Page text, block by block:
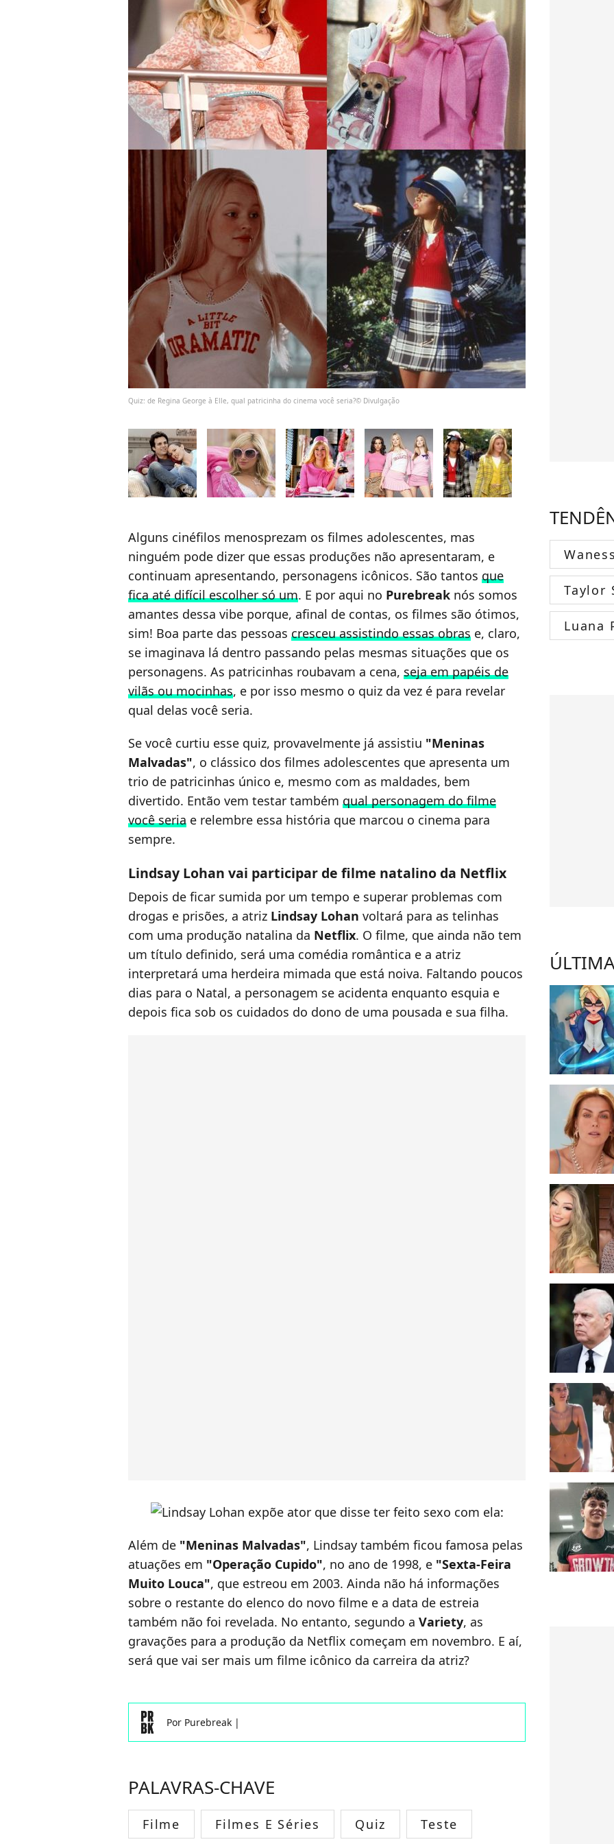
Quiz: de Regina George à Elle, qual patricinha do cinema você seria?© Divulgação
Alguns cinéfilos menosprezam os filmes adolescentes, mas
ninguém pode dizer que essas produções não apresentaram, e
continuam apresentando, personagens icônicos. São tantos que
fica até difícil escolher só um. E por aqui no Purebreak nós somos
amantes dessa vibe porque, afinal de contas, os filmes são ótimos,
sim! Boa parte das pessoas cresceu assistindo essas obras e, claro,
se imaginava lá dentro passando pelas mesmas situações que os
personagens. As patricinhas roubavam a cena, seja em papéis de
vilãs ou mocinhas, e por isso mesmo o quiz da vez é para revelar
qual delas você seria.
Se você curtiu esse quiz, provavelmente já assistiu "Meninas
Malvadas", o clássico dos filmes adolescentes que apresenta um
trio de patricinhas único e, mesmo com as maldades, bem
divertido. Então vem testar também qual personagem do filme
você seria e relembre essa história que marcou o cinema para
sempre.
Lindsay Lohan vai participar de filme natalino da Netflix
Depois de ficar sumida por um tempo e superar problemas com
drogas e prisões, a atriz Lindsay Lohan voltará para as telinhas
com uma produção natalina da Netflix. O filme, que ainda não tem
um título definido, será uma comédia romântica e a atriz
interpretará uma herdeira mimada que está noiva. Faltando poucos
dias para o Natal, a personagem se acidenta enquanto esquia e
depois fica sob os cuidados do dono de uma pousada e sua filha.
Além de "Meninas Malvadas", Lindsay também ficou famosa pelas
atuações em "Operação Cupido", no ano de 1998, e "Sexta-Feira
Muito Louca", que estreou em 2003. Ainda não há informações
sobre o restante do elenco do novo filme e a data de estreia
também não foi revelada. No entanto, segundo a Variety, as
gravações para a produção da Netflix começam em novembro. E aí,
será que vai ser mais um filme icônico da carreira da atriz?
Por Purebreak |
PALAVRAS-CHAVE
Filme Filmes E Séries Quiz Teste
Taylor
Luana